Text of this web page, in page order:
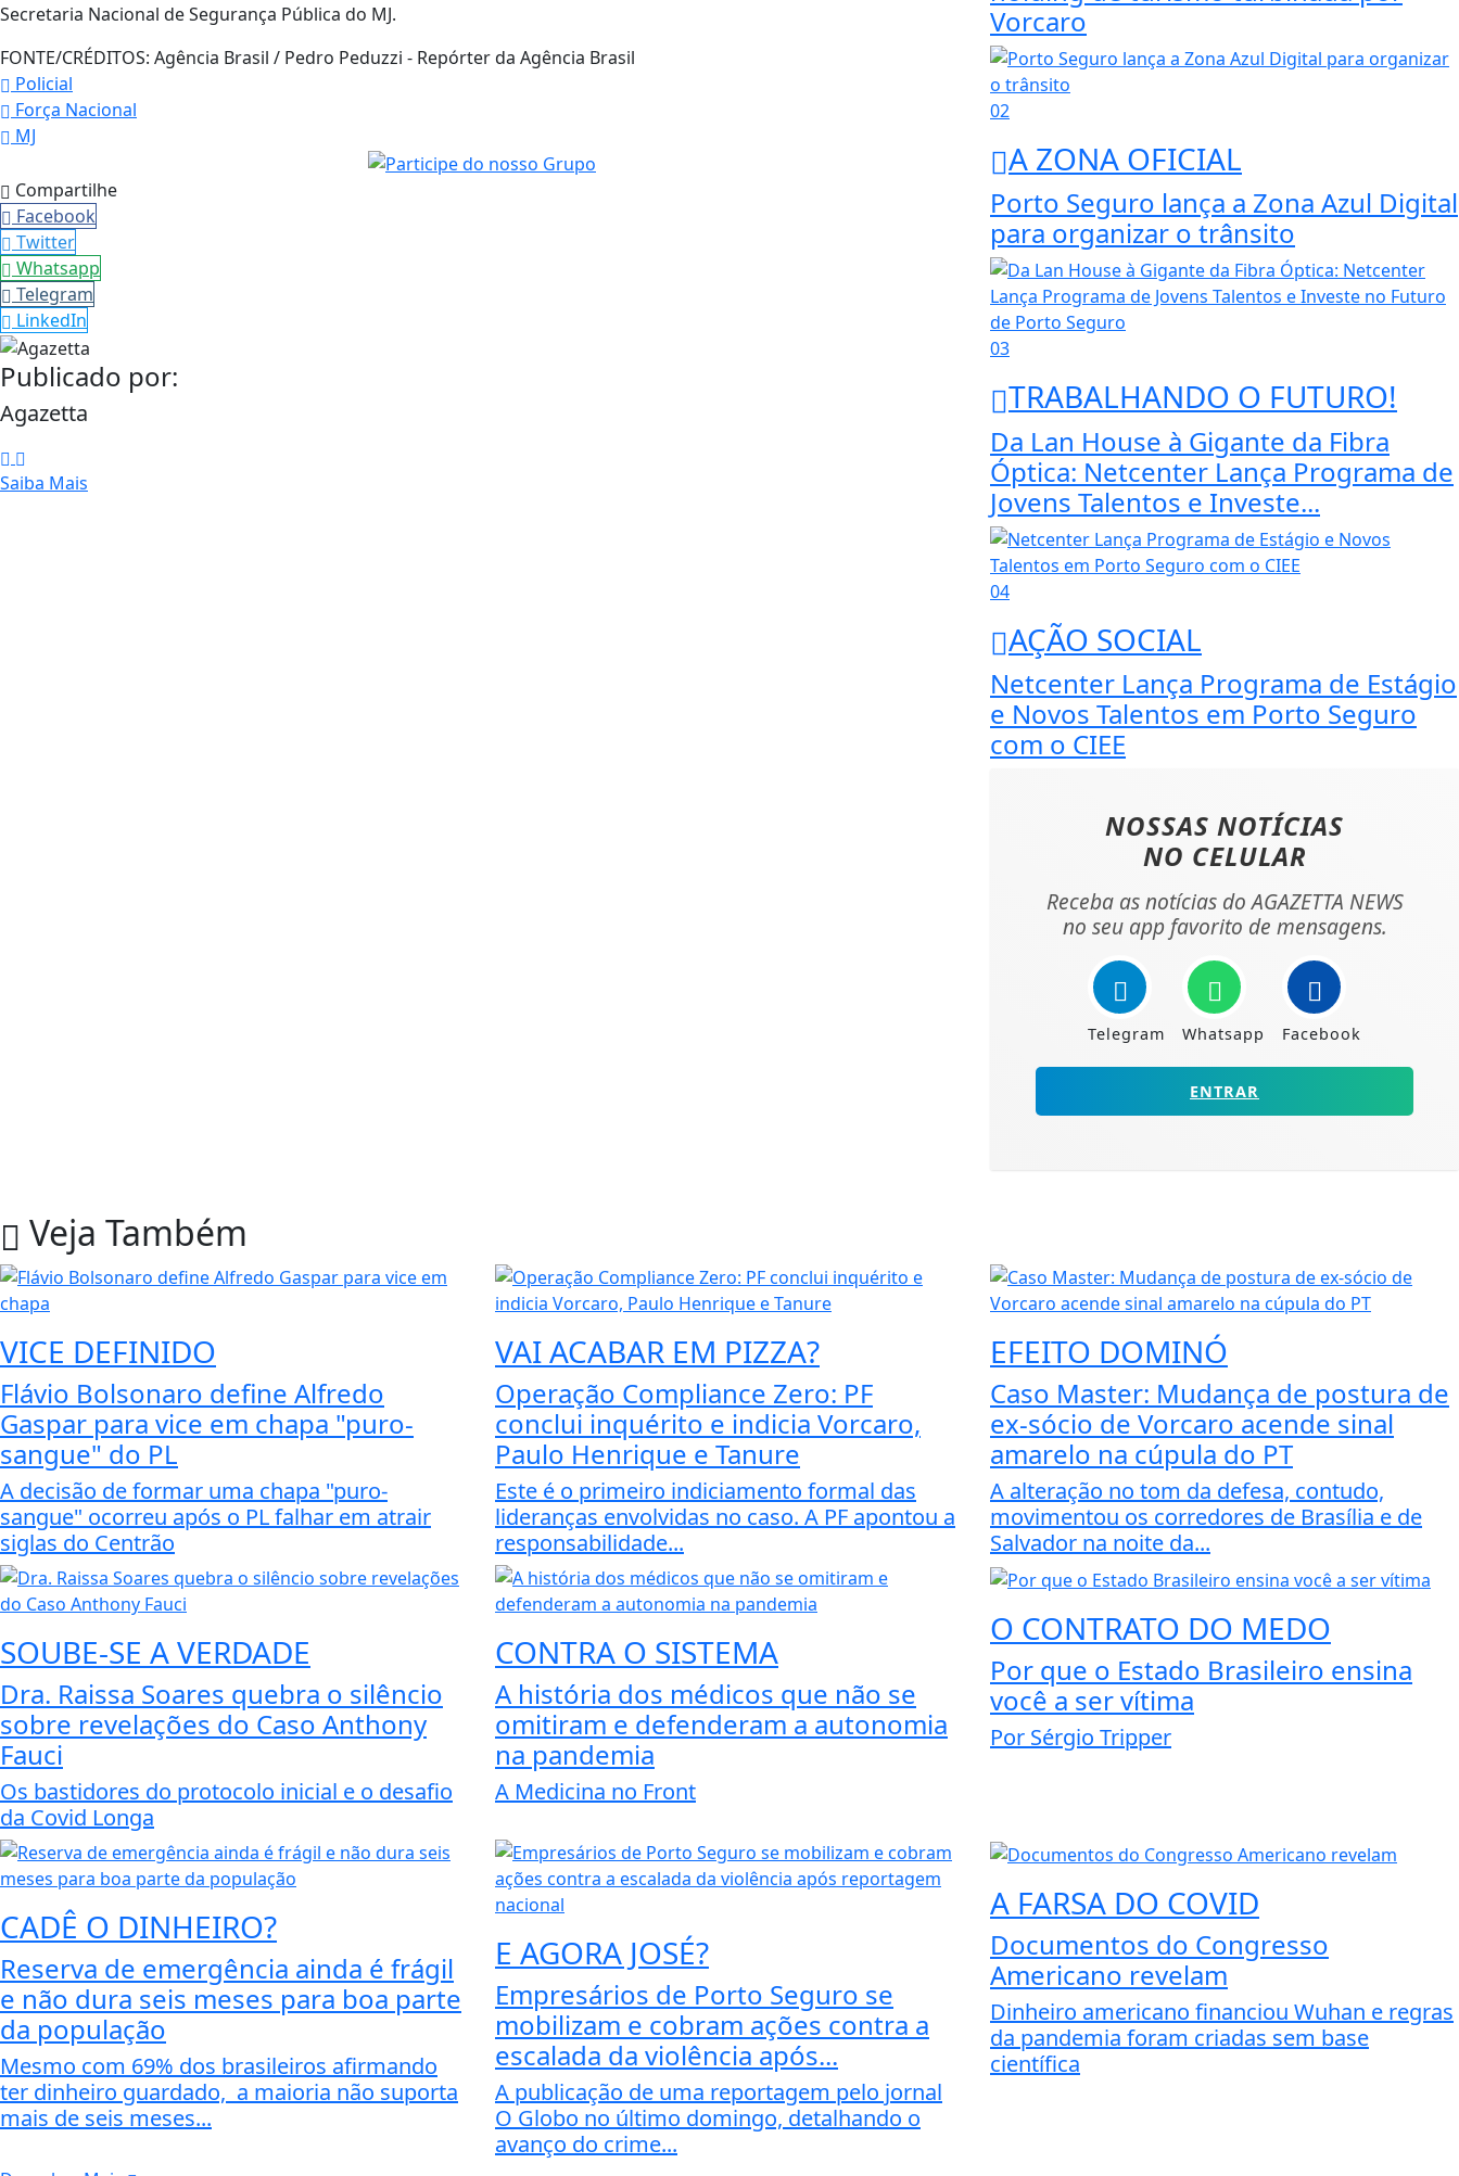
Secretaria Nacional de Segurança Pública do MJ.
FONTE/CRÉDITOS: Agência Brasil / Pedro Peduzzi - Repórter da Agência Brasil
Policial
Força Nacional
MJ
Compartilhe
Facebook
Twitter
Whatsapp
Telegram
LinkedIn
Publicado por:
Agazetta
Saiba Mais
Vorcaro
02
A ZONA OFICIAL
Porto Seguro lança a Zona Azul Digital
para organizar o trânsito
03
TRABALHANDO O FUTURO!
Da Lan House à Gigante da Fibra
Óptica: Netcenter Lança Programa de
Jovens Talentos e Investe...
04
AÇÃO SOCIAL
Netcenter Lança Programa de Estágio
e Novos Talentos em Porto Seguro
com o CIEE
NOSSAS NOTÍCIAS
NO CELULAR
Receba as notícias do AGAZETTA NEWS
no seu app favorito de mensagens.
Telegram Whatsapp Facebook
ENTRAR
Veja Também
VICE DEFINIDO
Flávio Bolsonaro define Alfredo
Gaspar para vice em chapa "puro-
sangue" do PL
A decisão de formar uma chapa "puro-
sangue" ocorreu após o PL falhar em atrair
siglas do Centrão
VAI ACABAR EM PIZZA?
Operação Compliance Zero: PF
conclui inquérito e indicia Vorcaro,
Paulo Henrique e Tanure
Este é o primeiro indiciamento formal das
lideranças envolvidas no caso. A PF apontou a
responsabilidade...
EFEITO DOMINÓ
Caso Master: Mudança de postura de
ex-sócio de Vorcaro acende sinal
amarelo na cúpula do PT
A alteração no tom da defesa, contudo,
movimentou os corredores de Brasília e de
Salvador na noite da...
SOUBE-SE A VERDADE
Dra. Raissa Soares quebra o silêncio
sobre revelações do Caso Anthony
Fauci
Os bastidores do protocolo inicial e o desafio
da Covid Longa
CONTRA O SISTEMA
A história dos médicos que não se
omitiram e defenderam a autonomia
na pandemia
A Medicina no Front
O CONTRATO DO MEDO
Por que o Estado Brasileiro ensina
você a ser vítima
Por Sérgio Tripper
CADÊ O DINHEIRO?
Reserva de emergência ainda é frágil
e não dura seis meses para boa parte
da população
Mesmo com 69% dos brasileiros afirmando
ter dinheiro guardado, a maioria não suporta
mais de seis meses...
E AGORA JOSÉ?
Empresários de Porto Seguro se
mobilizam e cobram ações contra a
escalada da violência após...
A publicação de uma reportagem pelo jornal
O Globo no último domingo, detalhando o
avanço do crime...
A FARSA DO COVID
Documentos do Congresso
Americano revelam
Dinheiro americano financiou Wuhan e regras
da pandemia foram criadas sem base
científica